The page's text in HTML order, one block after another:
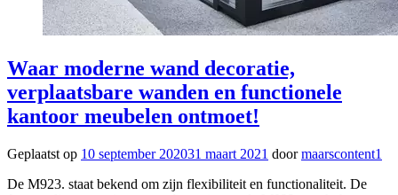
Waar moderne wand decoratie,
verplaatsbare wanden en functionele
kantoor meubelen ontmoet!
Geplaatst op 10 september 202031 maart 2021 doormaarscontent1
De M923. staat bekend om zijn flexibiliteit en functionaliteit. De